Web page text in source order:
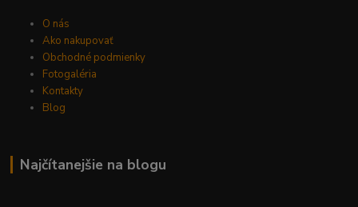
O nás
Ako nakupovať
Obchodné podmienky
Fotogaléria
Kontakty
Blog
Najčítanejšie na blogu